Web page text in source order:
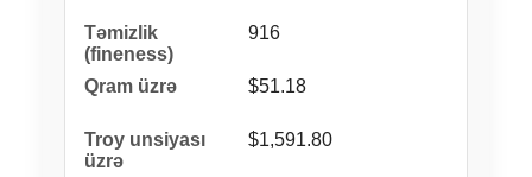
916
$51.18
$1,591.80